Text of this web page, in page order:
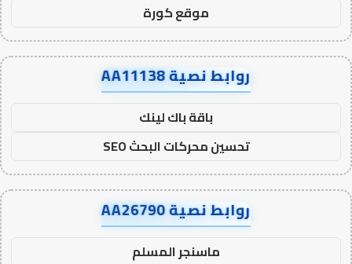
موقع كورة
روابط نصية AA11138
باقة باك لينك
تحسين محركات البحث SEO
روابط نصية AA26790
ماسنجر المسلم